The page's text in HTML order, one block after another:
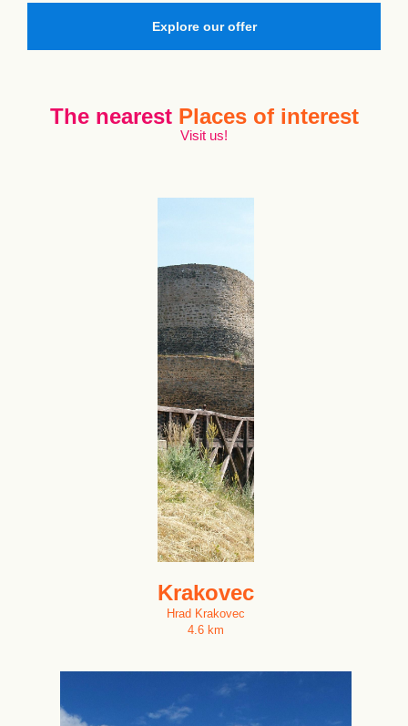
Explore our offer
The nearest Places of interest
Visit us!
Krakovec
Hrad Krakovec
4.6 km